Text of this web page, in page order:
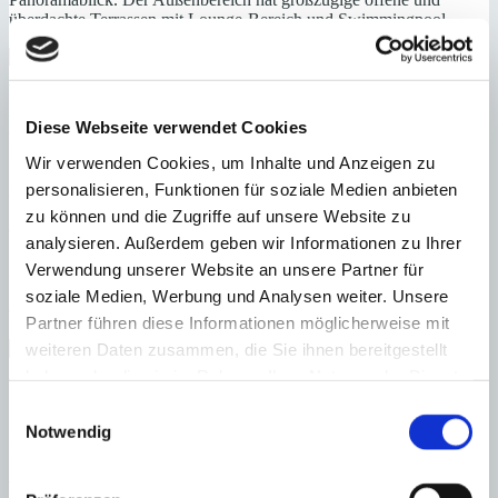
Diese Webseite verwendet Cookies
Wir verwenden Cookies, um Inhalte und Anzeigen zu
personalisieren, Funktionen für soziale Medien anbieten
zu können und die Zugriffe auf unsere Website zu
analysieren. Außerdem geben wir Informationen zu Ihrer
Verwendung unserer Website an unsere Partner für
soziale Medien, Werbung und Analysen weiter. Unsere
Partner führen diese Informationen möglicherweise mit
weiteren Daten zusammen, die Sie ihnen bereitgestellt
Notwendig
überdachte Terrassen mit Lounge-Bereich und Swimmingpool.
Meerblick
Personenaufzug
Swimmingpool
Fußbodenheizung
Energieeffizienz
Energiezertifikat wurde beantragt
Steuern beim Immobilienkauf auf Mallorca!
Matthias Neumann OFICINA PORT ANDRATX 0034971671250
Haftungs- und Courtageklausel